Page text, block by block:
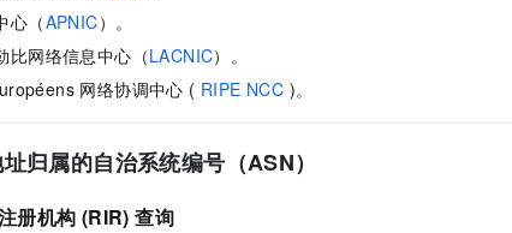
心（APNIC）。
比网络信息中心（LACNIC）。
网络协调中心 ( RIPE NCC )。
归属的自治系统编号（ASN）
册机构 (RIR) 查询